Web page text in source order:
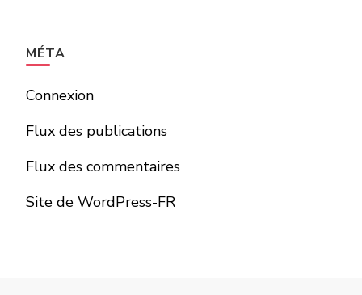
MÉTA
Connexion
Flux des publications
Flux des commentaires
Site de WordPress-FR